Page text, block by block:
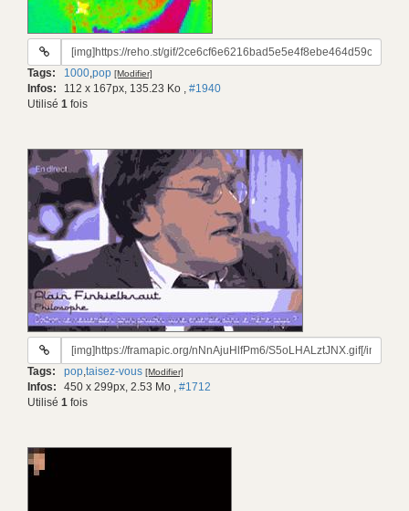
URL
gif:
Tags: 1000,pop [Modifier]
Infos: 112 x 167px, 135.23 Ko , #1940
Utilisé 1 fois
URL
gif:
Tags: pop,taisez-vous [Modifier]
Infos: 450 x 299px, 2.53 Mo , #1712
Utilisé 1 fois